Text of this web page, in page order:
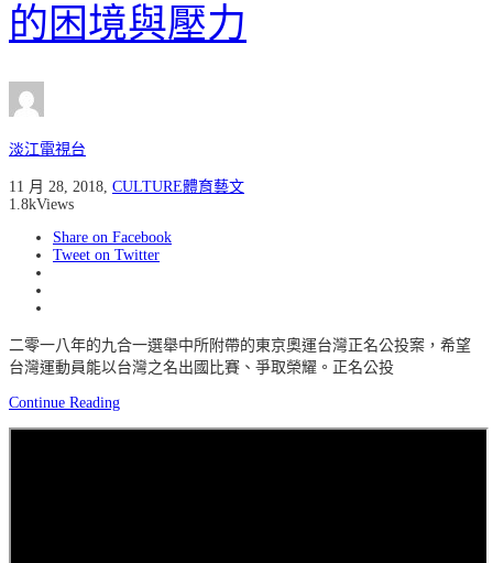
的困境與壓力
淡江電視台
11 月 28, 2018 CULTURE體育藝文
1.8kViews
Share on Facebook
Tweet on Twitter
二零一八年的九合一選舉中所附帶的東京奧運台灣正名公投案，希望
台灣運動員能以台灣之名出國比賽、爭取榮耀。正名公投
Continue Reading